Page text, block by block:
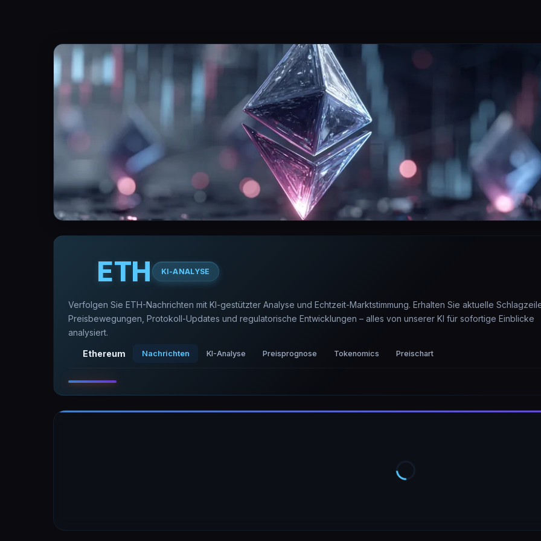
ETH KI-ANALYSE
Verfolgen Sie ETH-Nachrichten mit KI-gestützter Analyse und Echtzeit-Marktstimmung. Erhalten Sie aktuelle
Preisbewegungen, Protokoll-Updates und regulatorische Entwicklungen – alles von unserer KI für sofortige Einblicke
analysiert.
Ethereum Nachrichten KI-Analyse Preisprognose Tokenomics Preischart